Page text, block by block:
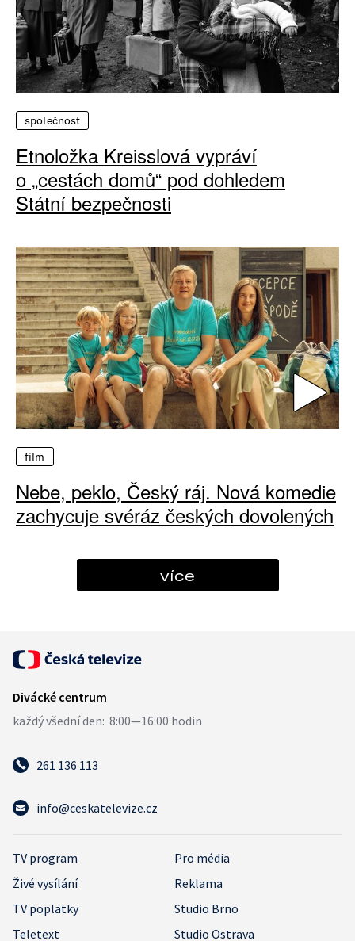
společnost
Etnoložka Kreisslová vypráví
o „cestách domů“ pod dohledem
Státní bezpečnosti
film
Nebe, peklo, Český ráj. Nová komedie
zachycuje svéráz českých dovolených
více
261 136 113
info@ceskatelevize.cz
TV program
Pro média
Živé vysílání
Reklama
TV poplatky
Studio Brno
Teletext
Studio Ostrava